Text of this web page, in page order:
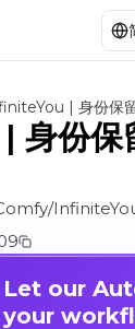
| 身份保
份保
Let our